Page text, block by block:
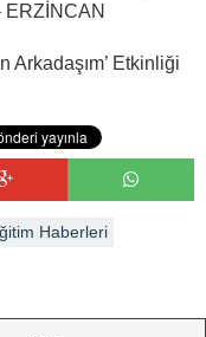
ERZİNCAN
Arkadaşım’ Etkinliği
Haberleri